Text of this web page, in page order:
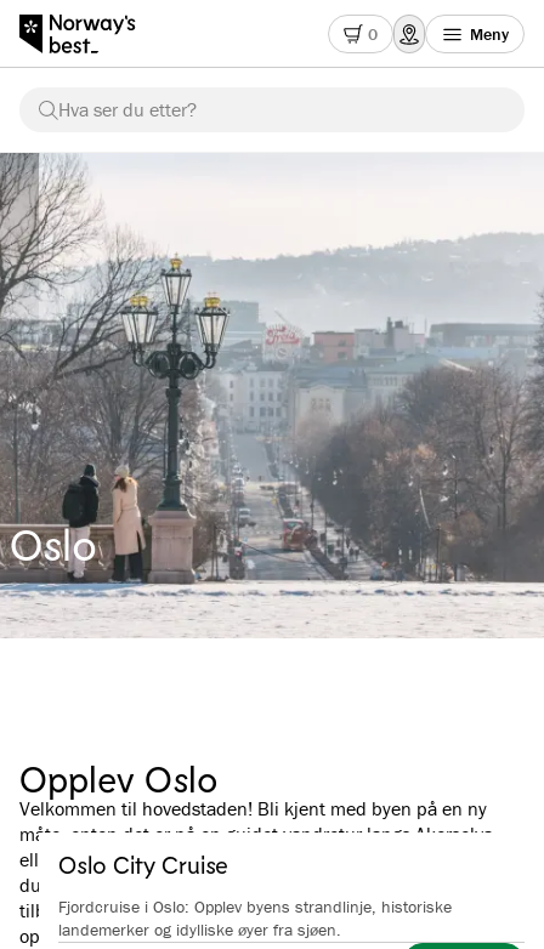
0 Meny
Hva ser du etter?
Oslo
Opplev Oslo
Velkommen til hovedstaden! Bli kjent med byen på en ny
måte, enten det er på en guidet vandretur langs Akerselva
eller du heller vil ta en avslappende båttur på Oslofjorden. Er
du interessert i eldre historie, tar Viking Planet deg med
tilbake til Vikingtiden gjennom en helt spesiell teknologisk
opplevelse. Sjekk ut alt vi tilbyr i Oslo her.
Oslo City Cruise
Fjordcruise i Oslo: Opplev byens strandlinje, historiske
landemerker og idylliske øyer fra sjøen.